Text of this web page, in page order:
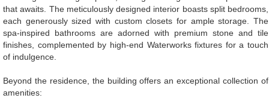
that awaits. The meticulously designed interior boasts split bedrooms,
each generously sized with custom closets for ample storage. The
spa-inspired bathrooms are adorned with premium stone and tile
finishes, complemented by high-end Waterworks fixtures for a touch
of indulgence.
Beyond the residence, the building offers an exceptional collection of
amenities: